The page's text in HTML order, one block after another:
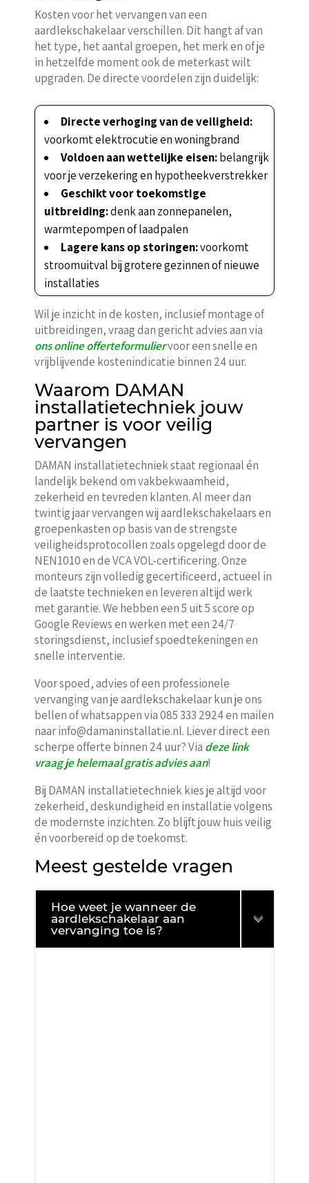
Kosten voor het vervangen van een
aardlekschakelaar verschillen. Dit hangt af van
het type, het aantal groepen, het merk en of je
in hetzelfde moment ook de meterkast wilt
upgraden. De directe voordelen zijn duidelijk:
Directe verhoging van de veiligheid:
voorkomt elektrocutie en woningbrand
Voldoen aan wettelijke eisen:belangrijk
voor je verzekering en hypotheekverstrekker
Geschikt voor toekomstige
uitbreiding:denk aan zonnepanelen,
warmtepompen of laadpalen
Lagere kans op storingen:voorkomt
stroomuitval bij grotere gezinnen of nieuwe
installaties
Wil je inzicht in de kosten, inclusief montage of
uitbreidingen, vraag dan gericht advies aan via
ons online offerteformuliervoor een snelle en
vrijblijvende kostenindicatie binnen 24 uur.
Waarom DAMAN
installatietechniek jouw
partner is voor veilig
vervangen
DAMAN installatietechniek staat regionaal én
landelijk bekend om vakbekwaamheid,
zekerheid en tevreden klanten. Al meer dan
twintig jaar vervangen wij aardlekschakelaars en
groepenkasten op basis van de strengste
veiligheidsprotocollen zoals opgelegd door de
NEN1010 en de VCA VOL-certificering. Onze
monteurs zijn volledig gecertificeerd, actueel in
de laatste technieken en leveren altijd werk
met garantie. We hebben een 5 uit 5 score op
Google Reviews en werken met een 24/7
storingsdienst, inclusief spoedtekeningen en
snelle interventie.
Voor spoed, advies of een professionele
vervanging van je aardlekschakelaar kun je ons
bellen of whatsappen via 085 333 2924 en mailen
naar info@damaninstallatie.nl. Liever direct een
scherpe offerte binnen 24 uur? Via deze link
vraag je helemaal gratis advies aan!
Bij DAMAN installatietechniek kies je altijd voor
zekerheid, deskundigheid en installatie volgens
de modernste inzichten. Zo blijft jouw huis veilig
én voorbereid op de toekomst.
Meest gestelde vragen
Hoe weet je wanneer de
aardlekschakelaar aan
vervanging toe is?